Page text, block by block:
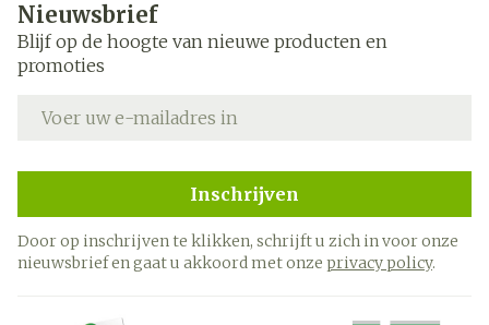
Nieuwsbrief
Blijf op de hoogte van nieuwe producten en
promoties
Inschrijven
Door op inschrijven te klikken, schrijft u zich in voor onze
nieuwsbrief en gaat u akkoord met onze privacy policy.